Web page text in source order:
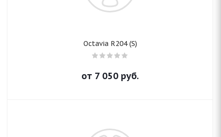
Octavia R204 (S)
от 7 050 руб.